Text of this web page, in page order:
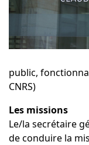
public,
CNRS)
Les missions
Le/la secrétaire
de conduire la